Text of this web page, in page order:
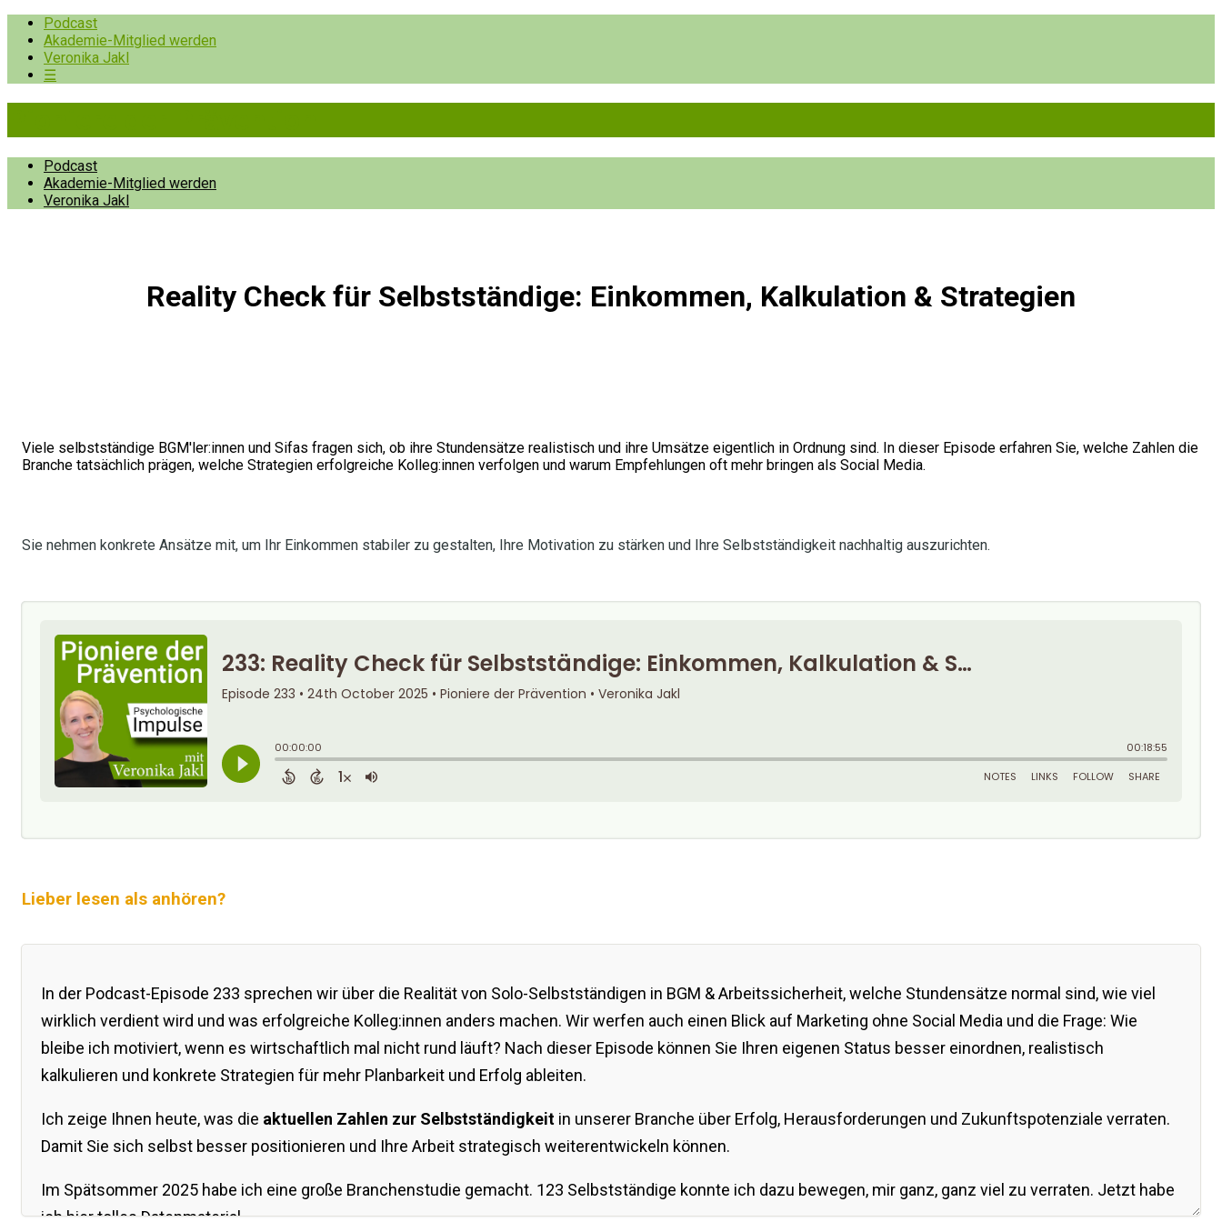
Podcast
Akademie-Mitglied werden
Veronika Jakl
☰
Podcast
Akademie-Mitglied werden
Veronika Jakl
Reality Check für Selbstständige: Einkommen, Kalkulation & Strategien
Viele selbstständige BGM'ler:innen und Sifas fragen sich, ob ihre Stundensätze realistisch und ihre Umsätze eigentlich in Ordnung sind. In dieser Episode erfahren Sie, welche Zahlen die
Branche tatsächlich prägen, welche Strategien erfolgreiche Kolleg:innen verfolgen und warum Empfehlungen oft mehr bringen als Social Media.
Sie nehmen konkrete Ansätze mit, um Ihr Einkommen stabiler zu gestalten, Ihre Motivation zu stärken und Ihre Selbstständigkeit nachhaltig auszurichten.
Lieber lesen als anhören?
In der Podcast-Episode 233 sprechen wir über die Realität von Solo-Selbstständigen in BGM & Arbeitssicherheit, welche Stundensätze normal sind, wie viel
wirklich verdient wird und was erfolgreiche Kolleg:innen anders machen. Wir werfen auch einen Blick auf Marketing ohne Social Media und die Frage: Wie
bleibe ich motiviert, wenn es wirtschaftlich mal nicht rund läuft? Nach dieser Episode können Sie Ihren eigenen Status besser einordnen, realistisch
kalkulieren und konkrete Strategien für mehr Planbarkeit und Erfolg ableiten.
Ich zeige Ihnen heute, was die aktuellen Zahlen zur Selbstständigkeit in unserer Branche über Erfolg, Herausforderungen und Zukunftspotenziale verraten.
Damit Sie sich selbst besser positionieren und Ihre Arbeit strategisch weiterentwickeln können.
Im Spätsommer 2025 habe ich eine große Branchenstudie gemacht. 123 Selbstständige konnte ich dazu bewegen, mir ganz, ganz viel zu verraten. Jetzt habe
ich hier tolles Datenmaterial.